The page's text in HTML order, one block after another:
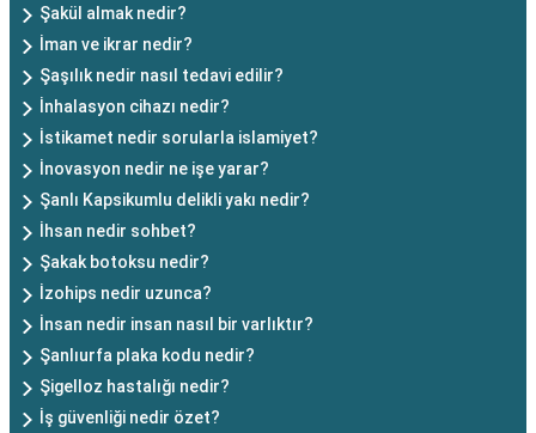
Şakül almak nedir?
İman ve ikrar nedir?
Şaşılık nedir nasıl tedavi edilir?
İnhalasyon cihazı nedir?
İstikamet nedir sorularla islamiyet?
İnovasyon nedir ne işe yarar?
Şanlı Kapsikumlu delikli yakı nedir?
İhsan nedir sohbet?
Şakak botoksu nedir?
İzohips nedir uzunca?
İnsan nedir insan nasıl bir varlıktır?
Şanlıurfa plaka kodu nedir?
Şigelloz hastalığı nedir?
İş güvenliği nedir özet?